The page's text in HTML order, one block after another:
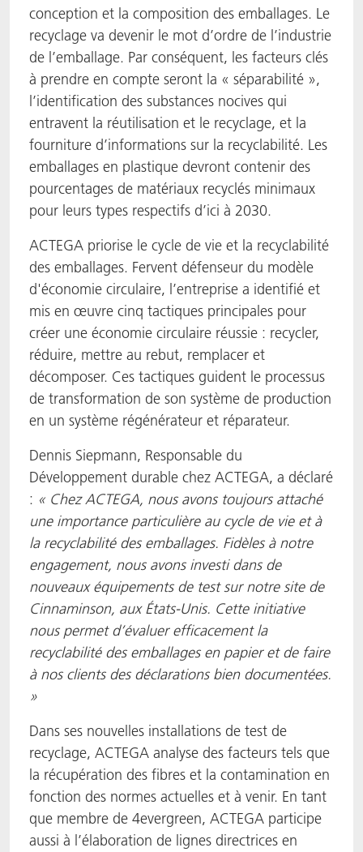
conception et la composition des emballages. Le
recyclage va devenir le mot d’ordre de l’industrie
de l’emballage. Par conséquent, les facteurs clés
à prendre en compte seront la « séparabilité »,
l’identification des substances nocives qui
entravent la réutilisation et le recyclage, et la
fourniture d’informations sur la recyclabilité. Les
emballages en plastique devront contenir des
pourcentages de matériaux recyclés minimaux
pour leurs types respectifs d’ici à 2030.
ACTEGA priorise le cycle de vie et la recyclabilité
des emballages. Fervent défenseur du modèle
d'économie circulaire, l’entreprise a identifié et
mis en œuvre cinq tactiques principales pour
créer une économie circulaire réussie : recycler,
réduire, mettre au rebut, remplacer et
décomposer. Ces tactiques guident le processus
de transformation de son système de production
en un système régénérateur et réparateur.
Dennis Siepmann, Responsable du
Développement durable chez ACTEGA, a déclaré
: « Chez ACTEGA, nous avons toujours attaché
une importance particulière au cycle de vie et à
la recyclabilité des emballages. Fidèles à notre
engagement, nous avons investi dans de
nouveaux équipements de test sur notre site de
Cinnaminson, aux États-Unis. Cette initiative
nous permet d’évaluer efficacement la
recyclabilité des emballages en papier et de faire
à nos clients des déclarations bien documentées.
»
Dans ses nouvelles installations de test de
recyclage, ACTEGA analyse des facteurs tels que
la récupération des fibres et la contamination en
fonction des normes actuelles et à venir. En tant
que membre de 4evergreen, ACTEGA participe
aussi à l’élaboration de lignes directrices en